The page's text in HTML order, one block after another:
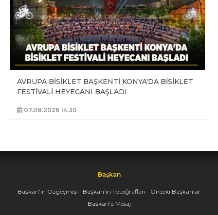
AVRUPA BİSİKLET BAŞKENTİ KONYA'DA BİSİKLET
FESTİVALİ HEYECANI BAŞLADI
07.08.2026 14:30
Başkan
Başkan'ın Özgeçmişi Başkan'ın Fotoğrafları
Önceki Başkanlar
Başkan'a Mesaj